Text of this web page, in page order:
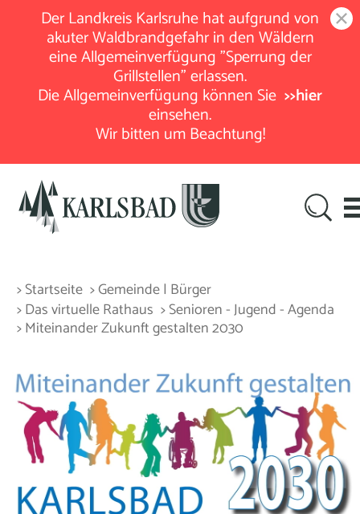
Der Landkreis Karlsruhe hat aufgrund von
akuter Waldbrandgefahr in den Wäldern
eine Allgemeinverfügung "Sperrung der
Grillstellen" erlassen.
Die Allgemeinverfügung können Sie >>hier
einsehen.
Wir bitten um Beachtung!
> Startseite > Gemeinde | Bürger
> Das virtuelle Rathaus > Senioren - Jugend - Agenda
> Miteinander Zukunft gestalten 2030